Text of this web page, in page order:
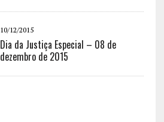
10/12/2015
Dia da Justiça Especial – 08 de
dezembro de 2015